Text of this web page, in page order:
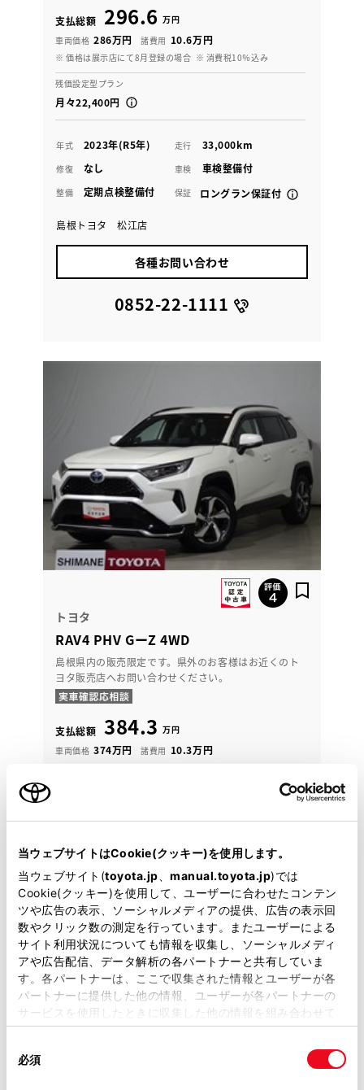
当ウェブサイトはCookie(クッキー)を使用します。
当ウェブサイト(toyota.jp manual.toyota.jp)では
Cookie(クッキー)を使用して、ユーザーに合わせたコンテン
ツや広告の表示、ソーシャルメディアの提供、広告の表示回
数やクリック数の測定を行っています。またユーザーによる
サイト利用状況についても情報を収集し、ソーシャルメディ
アや広告配信、データ解析の各パートナーと共有していま
す。各パートナーは、ここで収集された情報とユーザーが各
パートナーに提供した他の情報、ユーザーが各パートナーの
サービスを使用したときに収集した他の情報を組み合わせて
使用することがあります。当ウェブサイトの使用を続行する
必須
支払総額 296.6 万円
車両価格 286万円 諸費用 10.6万円
※ 価格は展示店にて8月登録の場合 ※ 消費税10％込み
残価設定型プラン
月々22,400円
年式 2023年(R5年) 走行 33,000km
修復 なし 車検 車検整備付
整備 定期点検整備付 保証 ロングラン保証付
島根トヨタ 松江店
各種お問い合わせ
0852-22-1111
トヨタ
RAV4 PHV GーZ 4WD
島根県内の販売限定です。県外のお客様はお近くのト
ヨタ販売店へお問い合わせください。
支払総額 384.3 万円
車両価格 374万円 諸費用 10.3万円
※ 価格は展示店にて8月登録の場合
年式 2021年(R3年) 走行 38,000km
修復 なし 車検 車検整備付
整備 定期点検整備付
ロングラン保証付
ハイブリッド保証付
島根トヨタ 松江店
各種お問い合わせ
0852-22-1111